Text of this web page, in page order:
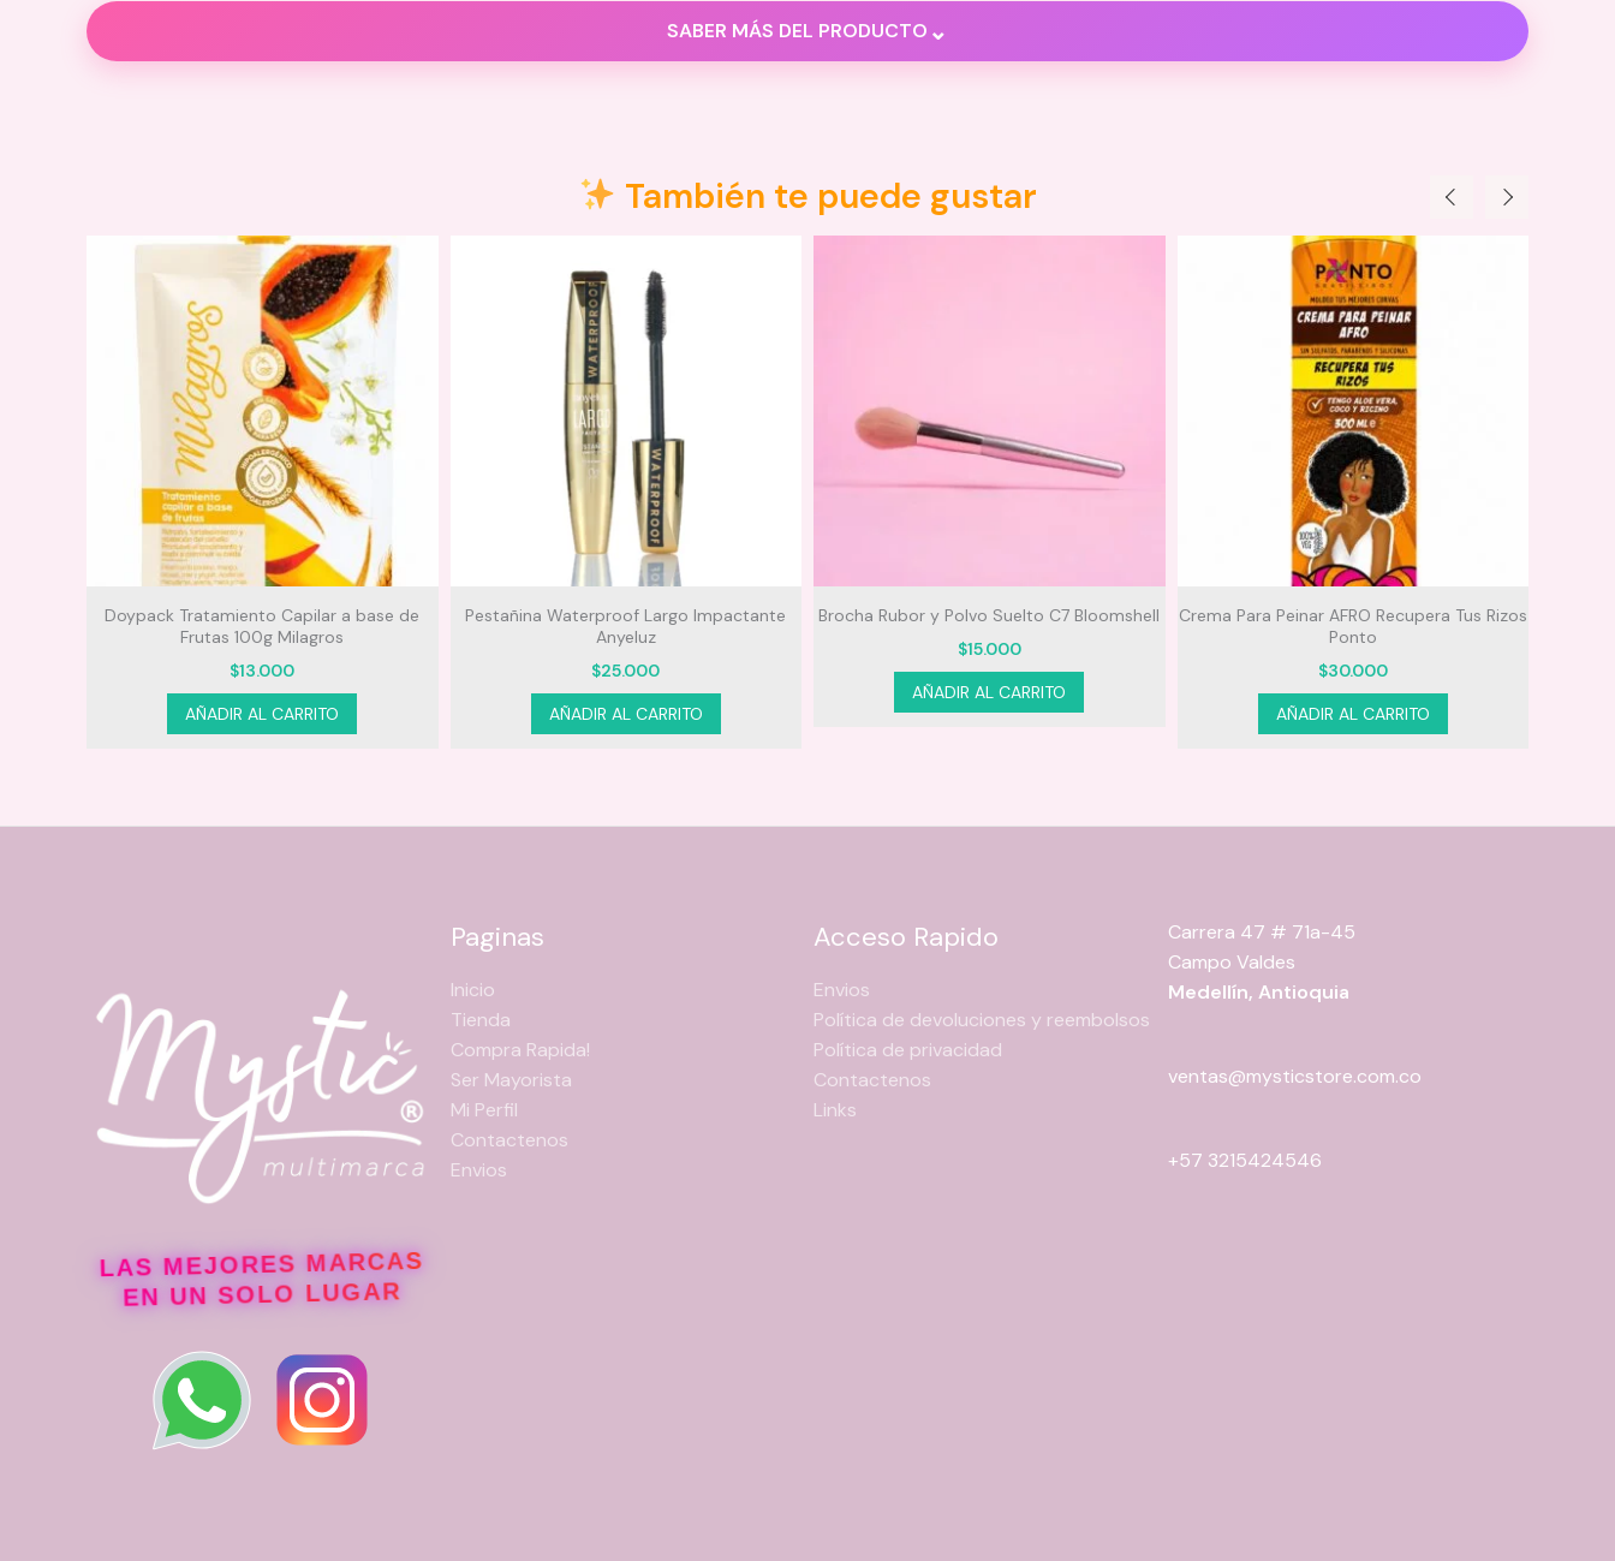
SABER MÁS DEL PRODUCTO ⌄
También te puede gustar
Doypack Tratamiento Capilar a base de
Frutas 100g Milagros
$13.000
AÑADIR AL CARRITO
Pestañina Waterproof Largo Impactante
Anyeluz
$25.000
AÑADIR AL CARRITO
Brocha Rubor y Polvo Suelto C7 Bloomshell
$15.000
AÑADIR AL CARRITO
Crema Para Peinar AFRO Recupera Tus Rizos
Ponto
$30.000
AÑADIR AL CARRITO
LAS MEJORES MARCAS
EN UN SOLO LUGAR
Paginas
Inicio
Tienda
Compra Rapida!
Ser Mayorista
Mi Perfil
Contactenos
Envios
Acceso Rapido
Envios
Política de devoluciones y reembolsos
Política de privacidad
Contactenos
Links
Carrera 47 # 71a-45
Campo Valdes
Medellín, Antioquia
ventas@mysticstore.com.co
+57 3215424546